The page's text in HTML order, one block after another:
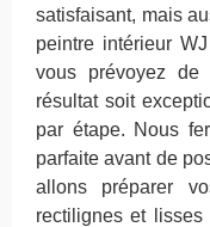
satisfaisant, mais
peintre intérieur
vous prévoyez
résultat soit
par étape. Nous
parfaite avant de
allons préparer
rectilignes et lisses